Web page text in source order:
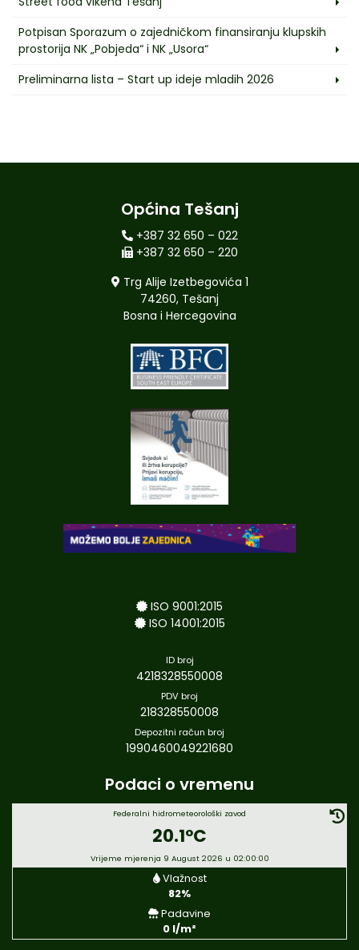
Potpisan Sporazum o zajedničkom finansiranju klupskih
prostorija NK „Pobjeda“ i NK „Usora“
Preliminarna lista – Start up ideje mladih 2026
Općina Tešanj
+387 32 650 – 022
+387 32 650 – 220
Trg Alije Izetbegovića 1
74260, Tešanj
Bosna i Hercegovina
ISO 9001:2015
ISO 14001:2015
ID broj
4218328550008
PDV broj
218328550008
Depozitni račun broj
1990460049221680
Podaci o vremenu
Federalni hidrometeorološki zavod
20.1°C
Vrijeme mjerenja 9 August 2026 u 02:00:00
Vlažnost
82%
Padavine
0 l/m²